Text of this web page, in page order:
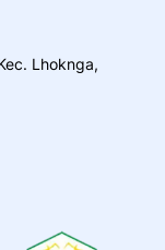
Lhoknga,